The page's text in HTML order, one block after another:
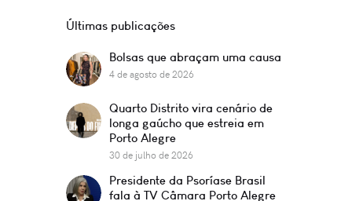
Últimas publicações
Bolsas que abraçam uma causa
4 de agosto de 2026
Quarto Distrito vira cenário de
longa gaúcho que estreia em
Porto Alegre
30 de julho de 2026
Presidente da Psoríase Brasil
fala à TV Câmara Porto Alegre